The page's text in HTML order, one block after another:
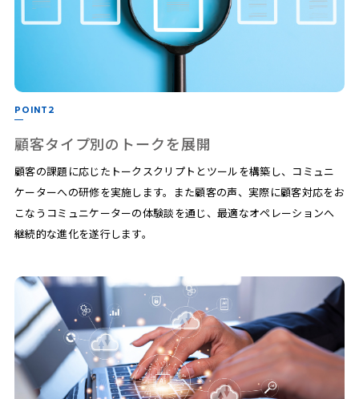
POINT2
顧客タイプ別のトークを展開
顧客の課題に応じたトークスクリプトとツールを構築し、コミュニ
ケーターへの研修を実施します。また顧客の声、実際に顧客対応をお
こなうコミュニケーターの体験談を通じ、最適なオペレーションへ
継続的な進化を遂行します。